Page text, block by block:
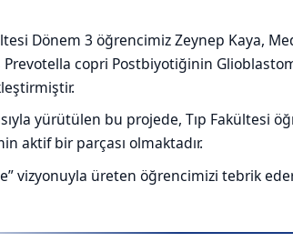
Dönem 3 öğrencimiz Zeynep Kaya,
copri Postbiyotiğinin
yürütülen bu projede, Tıp
aktif bir parçası olmaktadır.
vizyonuyla üreten öğrencimizi tebrik eder,